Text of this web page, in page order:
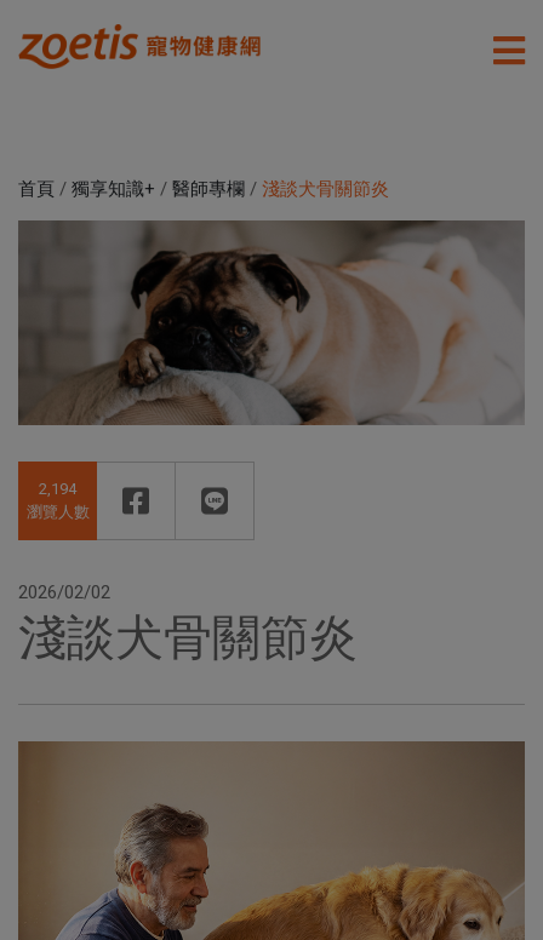
首頁 / 獨享知識+ / 醫師專欄 / 淺談犬骨關節炎
2,194
瀏覽人數
2026/02/02
淺談犬骨關節炎